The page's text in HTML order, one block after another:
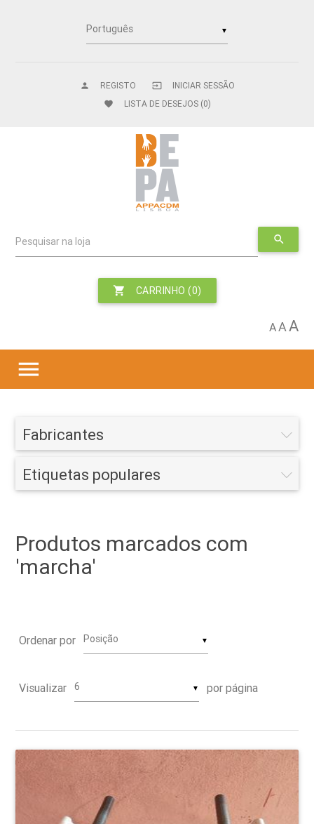
▼
REGISTO
person INICIAR SESSÃO
input
favorite
LISTA DE DESEJOS (0)
Pesquisar na loja search
CARRINHO (0)
shopping_cart
AAA
menu
Fabricantes
Etiquetas populares
Produtos marcados com
'marcha'
Ordenar por ▼
Visualizar ▼ por página